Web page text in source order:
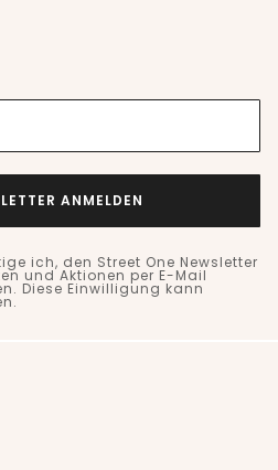
ANMELDEN
ich, den Street One Newsletter
und Aktionen per E-Mail
Diese Einwilligung kann